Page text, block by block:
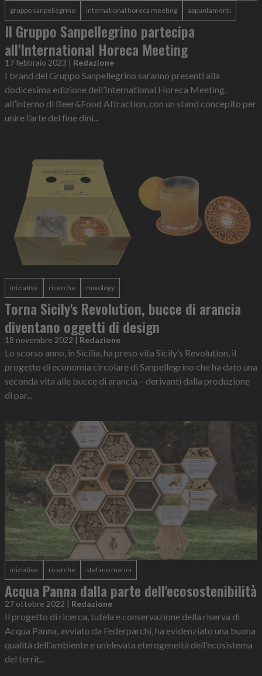
gruppo sanpellegrino international horeca meeting appuntamenti
Il Gruppo Sanpellegrino partecipa
all'International Horeca Meeting
17 febbraio 2023 | Redazione
I brand del Gruppo Sanpellegrino saranno presenti alla
dodicesima edizione dell’International Horeca Meeting,
all’interno di Beer&Food Attraction, con un stand concepito per
unire l’arte del fine dini...
iniziative ricerche mixology
Torna Sicily's Revolution, bucce di arancia
diventano oggetti di design
18 novembre 2022 | Redazione
Lo scorso anno, in Sicilia, ha preso vita Sicily’s Revolution, il
progetto di economia circolare di Sanpellegrino che ha dato una
seconda vita alle bucce di arancia – derivanti dalla produzione
di par...
iniziative ricerche stefano marini
Acqua Panna dalla parte dell'ecosostenibilità
27 ottobre 2022 | Redazione
Il progetto di ricerca, tutela e conservazione della riserva di
Acqua Panna, avviato da Federparchi, ha evidenziato una buona
qualità dell'ambiente e un’elevata eterogeneità dell'ecosistema
del territ...